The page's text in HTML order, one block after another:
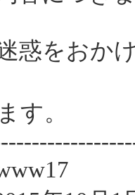
惑をおか
す。